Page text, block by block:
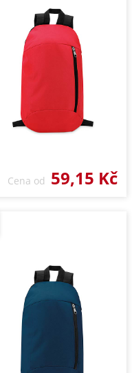
Cena od 59,15 Kč